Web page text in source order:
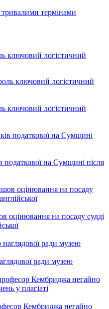
термінами
ключовий логістичний
ключовий логістичний
податкової на Сумщині після
оцінювання на посаду судді
ради музею
Кембриджа негайно